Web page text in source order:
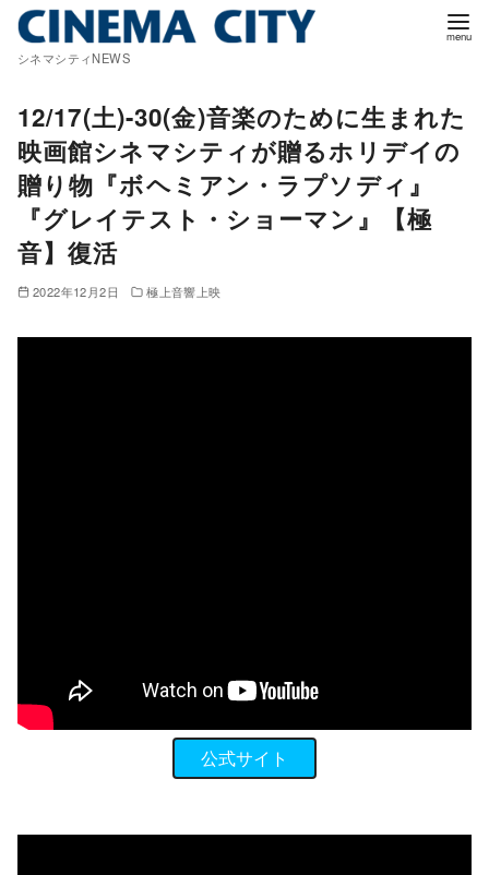
シネマシティNEWS
12/17(土)-30(金)音楽のために生まれた
映画館シネマシティが贈るホリデイの
贈り物『ボヘミアン・ラプソディ』
『グレイテスト・ショーマン』【極
音】復活
2022年12月2日 極上音響上映
公式サイト